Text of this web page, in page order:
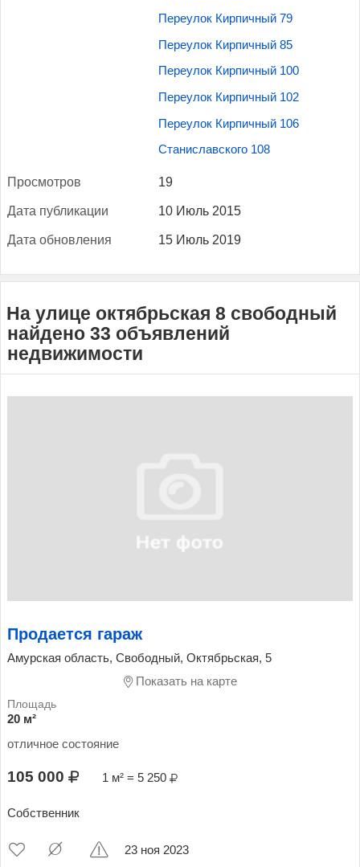
Переулок Кирпичный 79
Переулок Кирпичный 85
Переулок Кирпичный 100
Переулок Кирпичный 102
Переулок Кирпичный 106
Станиславского 108
Прос­мотров 19
Да­та пуб­ли­кации 10 Июль 2015
Да­та об­новле­ния 15 Июль 2019
На улице октябрьская 8 свободный
найдено 33 объявлений
недвижимости
Продается гараж
Амурская область, Свободный, Октябрьская, 5
Показать на карте
20 м²
отличное состояние
105 000 1 м² = 5 250
Собственник
23 ноя 2023